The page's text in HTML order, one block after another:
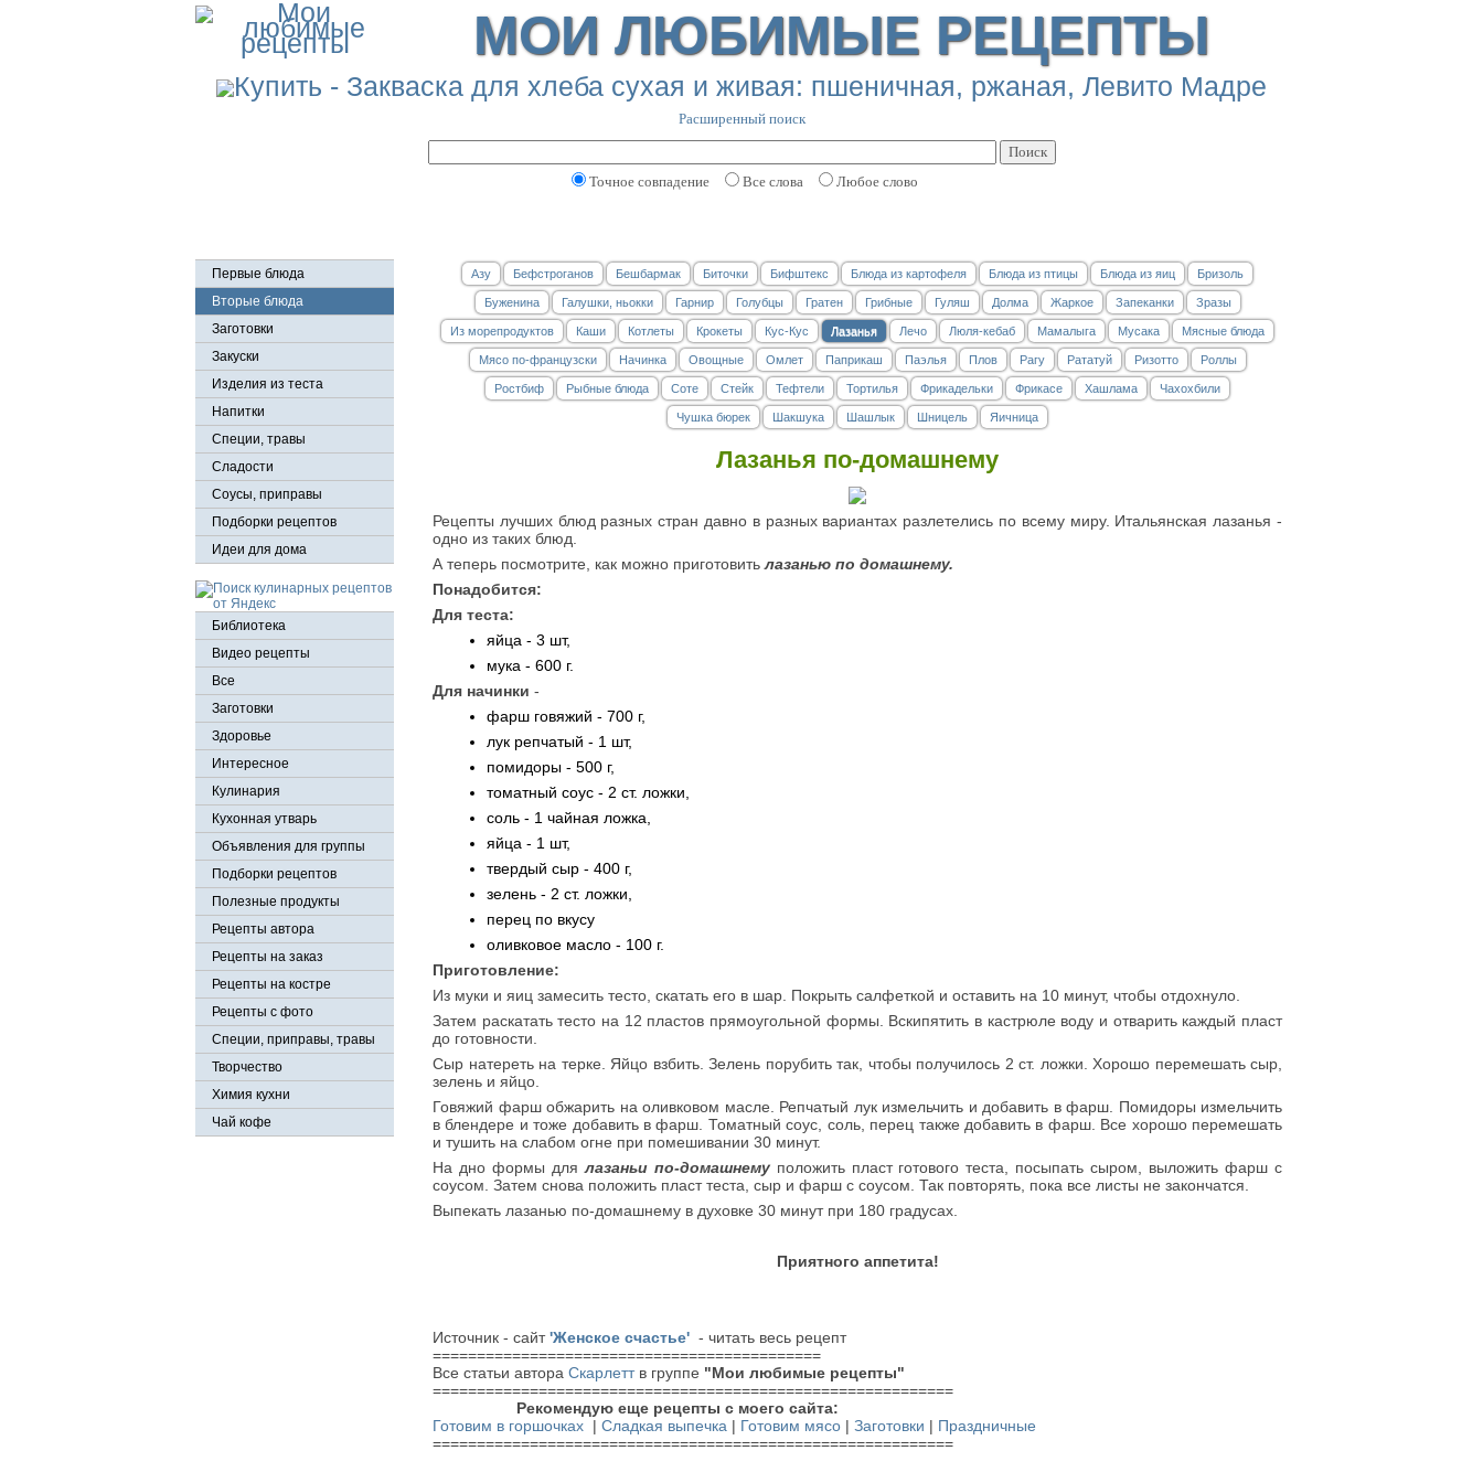
МОИ ЛЮБИМЫЕ РЕЦЕПТЫ
Расширенный поиск
Точное совпадение Все слова Любое слово
Первые блюда
Вторые блюда
Заготовки
Закуски
Изделия из теста
Напитки
Специи, травы
Сладости
Соусы, приправы
Подборки рецептов
Идеи для дома
Библиотека
Видео рецепты
Все
Заготовки
Здоровье
Интересное
Кулинария
Кухонная утварь
Объявления для группы
Подборки рецептов
Полезные продукты
Рецепты автора
Рецепты на заказ
Рецепты на костре
Рецепты с фото
Специи, приправы, травы
Творчество
Химия кухни
Чай кофе
Азу Бефстроганов Бешбармак Биточки Бифштекс Блюда из картофеля Блюда из птицы Блюда из яиц Бризоль
Буженина Галушки, ньокки Гарнир Голубцы Гратен Грибные Гуляш Долма Жаркое Запеканки Зразы
Из морепродуктов Каши Котлеты Крокеты Кус-Кус Лазанья Лечо Люля-кебаб Мамалыга Мусака Мясные блюда
Мясо по-французски Начинка Овощные Омлет Паприкаш Паэлья Плов Рагу Рататуй Ризотто Роллы
Ростбиф Рыбные блюда Соте Стейк Тефтели Тортилья Фрикадельки Фрикасе Хашлама Чахохбили
Чушка бюрек Шакшука Шашлык Шницель Яичница
Лазанья по-домашнему
Рецепты лучших блюд разных стран давно в разных вариантах разлетелись по всему миру. Итальянская лазанья -
одно из таких блюд.
А теперь посмотрите, как можно приготовитьлазанью по домашнему.
Понадобится:
Для теста:
яйца - 3 шт,
мука - 600 г.
Для начинки -
фарш говяжий - 700 г,
лук репчатый - 1 шт,
помидоры - 500 г,
томатный соус - 2 ст. ложки,
соль - 1 чайная ложка,
яйца - 1 шт,
твердый сыр - 400 г,
зелень - 2 ст. ложки,
перец по вкусу
оливковое масло - 100 г.
Приготовление:
Из муки и яиц замесить тесто, скатать его в шар. Покрыть салфеткой и оставить на 10 минут, чтобы отдохнуло.
Затем раскатать тесто на 12 пластов прямоугольной формы. Вскипятить в кастрюле воду и отварить каждый пласт
до готовности.
Сыр натереть на терке. Яйцо взбить. Зелень порубить так, чтобы получилось 2 ст. ложки. Хорошо перемешать сыр,
зелень и яйцо.
Говяжий фарш обжарить на оливковом масле. Репчатый лук измельчить и добавить в фарш. Помидоры измельчить
в блендере и тоже добавить в фарш. Томатный соус, соль, перец также добавить в фарш. Все хорошо перемешать
и тушить на слабом огне при помешивании 30 минут.
На дно формы для лазаньи по-домашнемуположить пласт готового теста, посыпать сыром, выложить фарш с
соусом. Затем снова положить пласт теста, сыр и фарш с соусом. Так повторять, пока все листы не закончатся.
Выпекать лазанью по-домашнему в духовке 30 минут при 180 градусах.
Приятного аппетита!
Источник - сайт'Женское счастье' - читать весь рецепт
============================================
Все статьи автора Скарлеттв группе "Мои любимые рецепты"
===========================================================
Рекомендую еще рецепты с моего сайта:
Готовим в горшочках | Сладкая выпечка | Готовим мясо | Заготовки | Праздничные
===========================================================